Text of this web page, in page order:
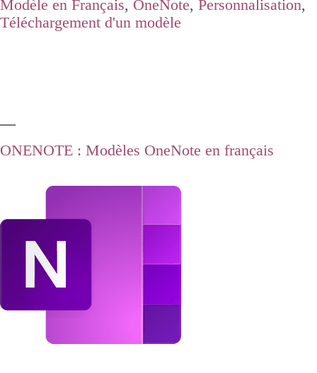
Modèle en Français, OneNote, Personnalisation,
Téléchargement d'un modèle
ONENOTE : Modèles OneNote en français